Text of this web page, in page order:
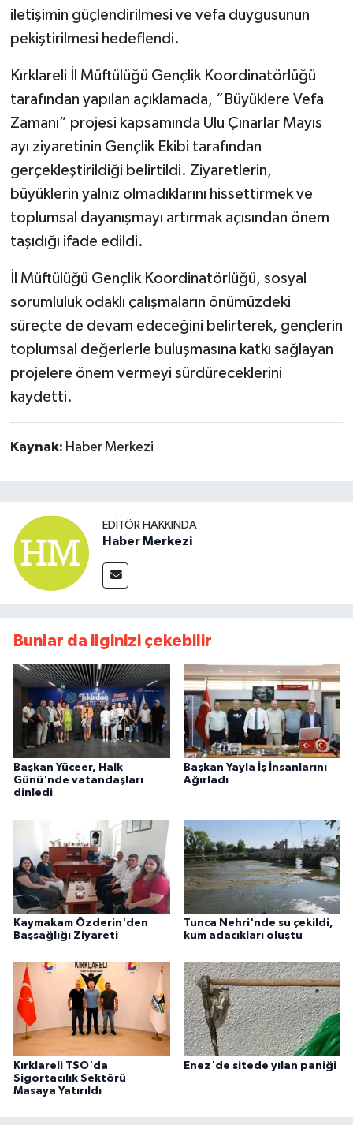
iletişimin güçlendirilmesi ve vefa duygusunun
pekiştirilmesi hedeflendi.
Kırklareli İl Müftülüğü Gençlik Koordinatörlüğü
tarafından yapılan açıklamada, “Büyüklere Vefa
Zamanı” projesi kapsamında Ulu Çınarlar Mayıs
ayı ziyaretinin Gençlik Ekibi tarafından
gerçekleştirildiği belirtildi. Ziyaretlerin,
büyüklerin yalnız olmadıklarını hissettirmek ve
toplumsal dayanışmayı artırmak açısından önem
taşıdığı ifade edildi.
İl Müftülüğü Gençlik Koordinatörlüğü, sosyal
sorumluluk odaklı çalışmaların önümüzdeki
süreçte de devam edeceğini belirterek, gençlerin
toplumsal değerlerle buluşmasına katkı sağlayan
projelere önem vermeyi sürdüreceklerini
kaydetti.
Kaynak: Haber Merkezi
EDITÖR HAKKINDA
Haber Merkezi
Bunlar da ilginizi çekebilir
Başkan Yüceer, Halk
Günü'nde vatandaşları
dinledi
Başkan Yayla İş İnsanlarını
Ağırladı
Kaymakam Özderin'den
Başsağlığı Ziyareti
Tunca Nehri'nde su çekildi,
kum adacıkları oluştu
Kırklareli TSO'da
Sigortacılık Sektörü
Masaya Yatırıldı
Enez'de sitede yılan paniği